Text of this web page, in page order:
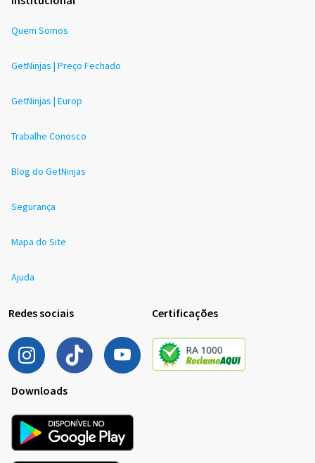
Quem Somos
GetNinjas | Preço Fechado
GetNinjas | Europ
Trabalhe Conosco
Blog do GetNinjas
Segurança
Mapa do Site
Ajuda
Redes sociais Certificações
Downloads